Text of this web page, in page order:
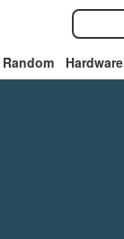
Random Hardware